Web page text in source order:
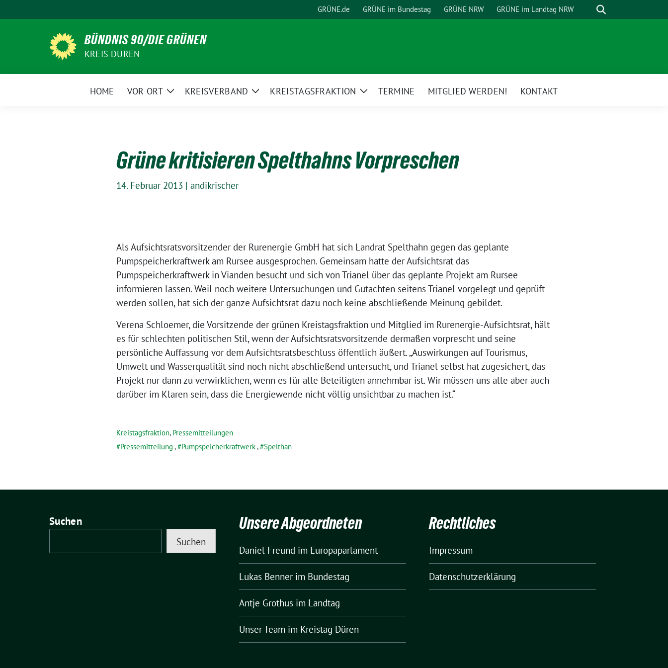
zum
GRÜNE.de GRÜNE im Bundestag GRÜNE NRW GRÜNE im Landtag NRW Suche
BÜNDNIS 90/DIE GRÜNEN
KREIS DÜREN
HOME VOR ORT
ZeigeKREISVERBAND
ZeigeKREISTAGSFRAKTION
ZeigeTERMINE MITGLIED WERDEN! KONTAKT
Grüne kritisieren Spelthahns Vorpreschen
14. Februar 2013 | andikrischer
Als Aufsichtsratsvorsitzender der Rurenergie GmbH hat sich Landrat Spelthahn gegen das geplante
Pumpspeicherkraftwerk am Rursee ausgesprochen. Gemeinsam hatte der Aufsichtsrat das
Pumpspeicherkraftwerk in Vianden besucht und sich von Trianel über das geplante Projekt am Rursee
informieren lassen. Weil noch weitere Untersuchungen und Gutachten seitens Trianel vorgelegt und geprüft
werden sollen, hat sich der ganze Aufsichtsrat dazu noch keine abschließende Meinung gebildet.
Verena Schloemer, die Vorsitzende der grünen Kreistagsfraktion und Mitglied im Rurenergie-Aufsichtsrat, hält
es für schlechten politischen Stil, wenn der Aufsichtsratsvorsitzende dermaßen vorprescht und seine
persönliche Auffassung vor dem Aufsichtsratsbeschluss öffentlich äußert. „Auswirkungen auf Tourismus,
Umwelt und Wasserqualität sind noch nicht abschließend untersucht, und Trianel selbst hat zugesichert, das
Projekt nur dann zu verwirklichen, wenn es für alle Beteiligten annehmbar ist. Wir müssen uns alle aber auch
darüber im Klaren sein, dass die Energiewende nicht völlig unsichtbar zu machen ist.“
Kreistagsfraktion, Pressemitteilungen
Pressemitteilung , Pumpspeicherkraftwerk, Spelthan
Suchen
Suchen
Unsere Abgeordneten
Daniel Freund im Europaparlament
Lukas Bennerim Bundestag
Antje Grothus im Landtag
Unser Team im Kreistag Düren
Rechtliches
Impressum
Datenschutzerklärung